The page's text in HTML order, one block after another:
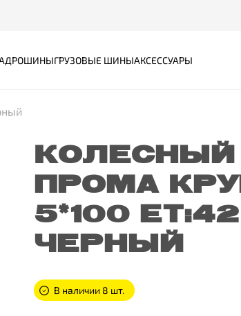
ГРУЗОВЫЕ ШИНЫАКСЕССУАРЫ
КОЛЕСНЫЙ
ПРОМА
5*100 ET:42
ЧЕРНЫЙ
В наличии 8 шт.